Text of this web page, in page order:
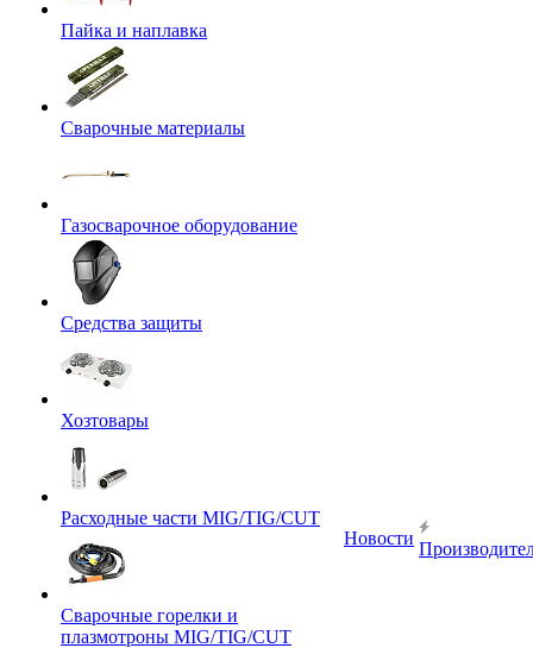
Пайка и наплавка
Сварочные материалы
Газосварочное оборудование
Средства защиты
Хозтовары
Расходные части MIG/TIG/CUT
Сварочные горелки и
плазмотроны MIG/TIG/CUT
Новости